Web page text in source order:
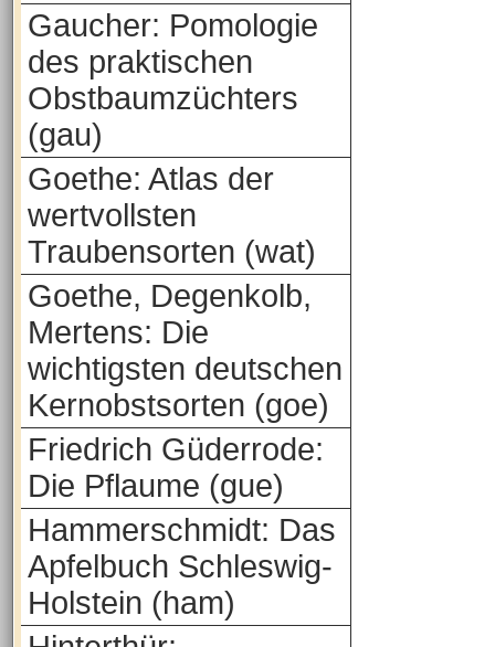
Gaucher: Pomologie
des praktischen
Obstbaumzüchters
(gau)
Goethe: Atlas der
wertvollsten
Traubensorten (wat)
Goethe, Degenkolb,
Mertens: Die
wichtigsten deutschen
Kernobstsorten (goe)
Friedrich Güderrode:
Die Pflaume (gue)
Hammerschmidt: Das
Apfelbuch Schleswig-
Holstein (ham)